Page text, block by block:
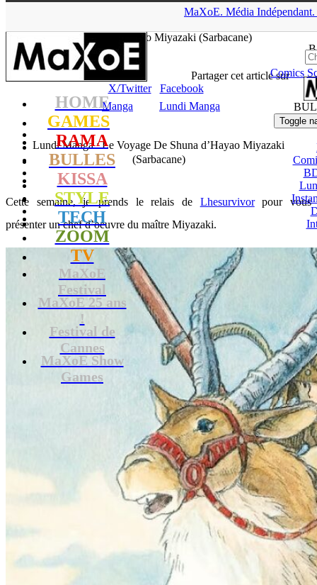
MaXoE. Média Indépendant.
HOME
GAMES
RAMA
BULLES
KISSA
STYLE
TECH
ZOOM
TV
MaXoE
Festival
MaXoE 25 ans
!
Festival de
Cannes
MaXoE Show
Games
Comics
Toggle
De Shuna d’Hayao Miyazaki (Sarbacane)
Partager cet article sur
X/Twitter
Facebook
Manga
Lundi Manga
Lundi Manga : Le Voyage De Shuna d’Hayao Miyazaki
(Sarbacane)
Cette semaine, je prends le relais de Lhesurvivorpour vous
présenter un chef d’oeuvre du maître Miyazaki.